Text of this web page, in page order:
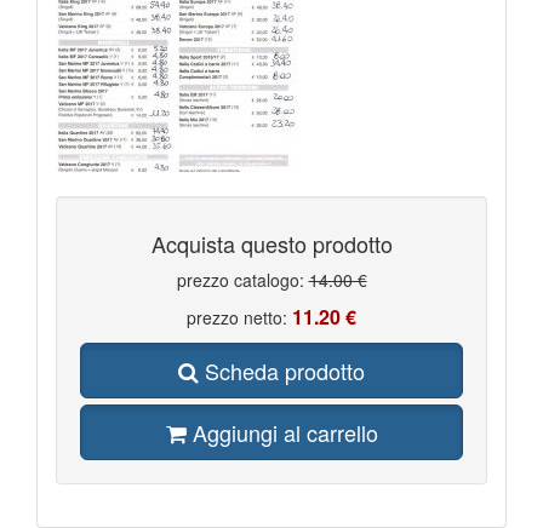
Acquista questo prodotto
prezzo catalogo:14.00 €
prezzo netto: 11.20 €
Scheda prodotto
Aggiungi al carrello